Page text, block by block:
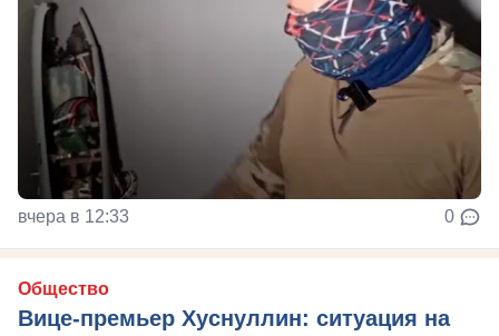
вчера в 12:33 0
Общество
Вице-премьер Хуснуллин: ситуация на